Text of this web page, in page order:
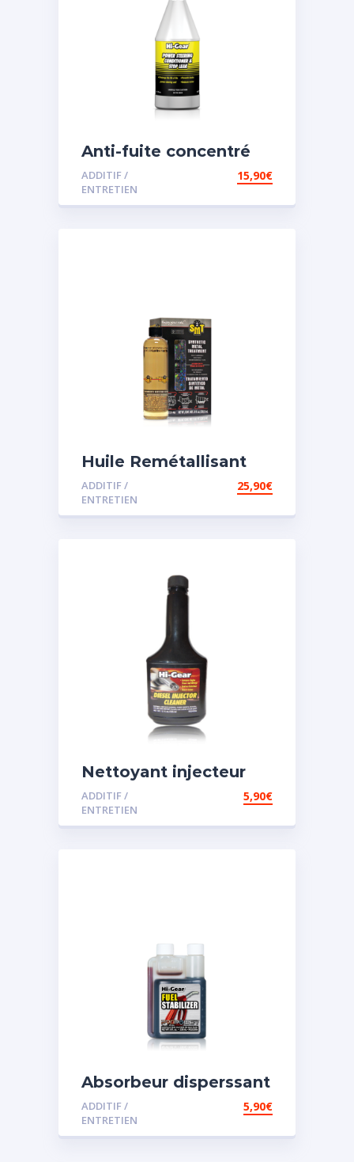
Anti-fuite concentré
pour direction
assistée
ADDITIF /
ENTRETIEN
15,90€
Huile Remétallisant
Moteur SMT2
ADDITIF /
ENTRETIEN
25,90€
Nettoyant injecteur
diesel
ADDITIF /
ENTRETIEN
5,90€
Absorbeur disperssant
d’eau pour carburant
ADDITIF /
ENTRETIEN
5,90€